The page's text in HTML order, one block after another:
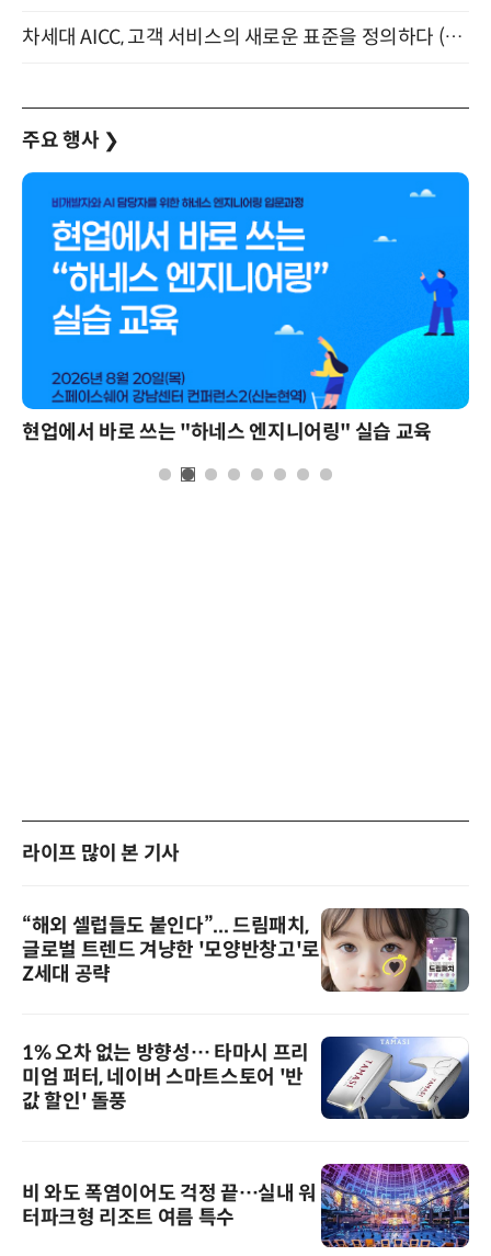
차세대 AICC, 고객 서비스의 새로운 표준을 정의하다 (9/9)
주요 행사 ❯
현업에서 바로 쓰는 "하네스 엔지니어링" 실습 교육
라이프 많이 본 기사
“해외 셀럽들도 붙인다”... 드림패치,
글로벌 트렌드 겨냥한 '모양반창고'로
Z세대 공략
1% 오차 없는 방향성… 타마시 프리
미엄 퍼터, 네이버 스마트스토어 '반
값 할인' 돌풍
비 와도 폭염이어도 걱정 끝…실내 워
터파크형 리조트 여름 특수